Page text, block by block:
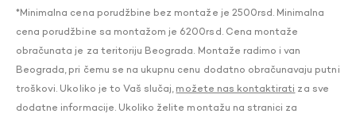
*Minimalna cena porudžbine bez montaže je 2500rsd. Minimalna
cena porudžbine sa montažom je 6200rsd. Cena montaže
obračunata je za teritoriju Beograda. Montaže radimo i van
Beograda, pri čemu se na ukupnu cenu dodatno obračunavaju putni
troškovi. Ukoliko je to Vaš slučaj, možete nas kontaktirati za sve
dodatne informacije. Ukoliko želite montažu na stranici za